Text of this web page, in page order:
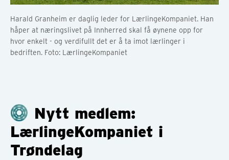
Harald Granheim er daglig leder for LærlingeKompaniet. Han
håper at næringslivet på Innherred skal få øynene opp for
hvor enkelt - og verdifullt det er å ta imot lærlinger i
bedriften. Foto: LærlingeKompaniet
Nytt medlem:
LærlingeKompaniet i
Trøndelag